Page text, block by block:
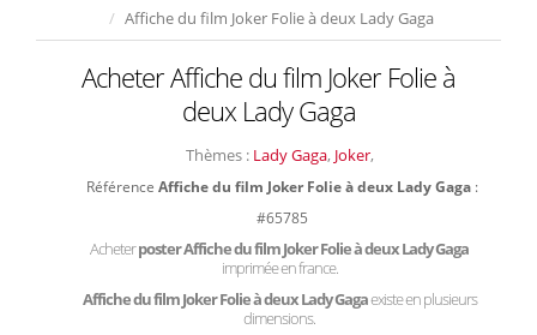
Affiche du film Joker Folie à deux Lady Gaga
Acheter Affiche du film Joker Folie à
deux Lady Gaga
Thèmes : Lady Gaga, Joker,
Référence Affiche du film Joker Folie à deux Lady Gaga :
#65785
Acheterposter Affiche du film Joker Folie à deux Lady Gaga
imprimée en france.
Affiche du film Joker Folie à deux Lady Gagaexiste en plusieurs
dimensions.